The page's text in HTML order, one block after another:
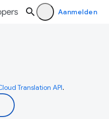
Aanmelden
Translation API.